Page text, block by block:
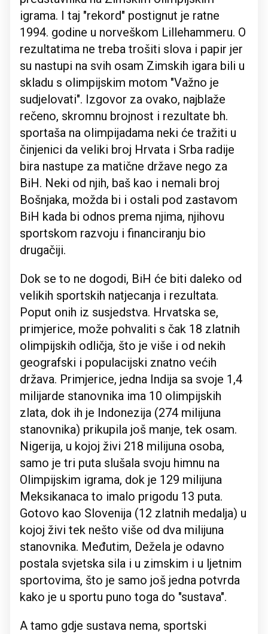
igrama. I taj "rekord" postignut je ratne
1994. godine u norveškom Lillehammeru. O
rezultatima ne treba trošiti slova i papir jer
su nastupi na svih osam Zimskih igara bili u
skladu s olimpijskim motom "Važno je
sudjelovati". Izgovor za ovako, najblaže
rečeno, skromnu brojnost i rezultate bh.
sportaša na olimpijadama neki će tražiti u
činjenici da veliki broj Hrvata i Srba radije
bira nastupe za matične države nego za
BiH. Neki od njih, baš kao i nemali broj
Bošnjaka, možda bi i ostali pod zastavom
BiH kada bi odnos prema njima, njihovu
sportskom razvoju i financiranju bio
drugačiji.
Dok se to ne dogodi, BiH će biti daleko od
velikih sportskih natjecanja i rezultata.
Poput onih iz susjedstva. Hrvatska se,
primjerice, može pohvaliti s čak 18 zlatnih
olimpijskih odličja, što je više i od nekih
geografski i populacijski znatno većih
država. Primjerice, jedna Indija sa svoje 1,4
milijarde stanovnika ima 10 olimpijskih
zlata, dok ih je Indonezija (274 milijuna
stanovnika) prikupila još manje, tek osam.
Nigerija, u kojoj živi 218 milijuna osoba,
samo je tri puta slušala svoju himnu na
Olimpijskim igrama, dok je 129 milijuna
Meksikanaca to imalo prigodu 13 puta.
Gotovo kao Slovenija (12 zlatnih medalja) u
kojoj živi tek nešto više od dva milijuna
stanovnika. Međutim, Dežela je odavno
postala svjetska sila i u zimskim i u ljetnim
sportovima, što je samo još jedna potvrda
kako je u sportu puno toga do "sustava".
A tamo gdje sustava nema, sportski